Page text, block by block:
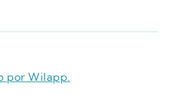
por Wilapp.